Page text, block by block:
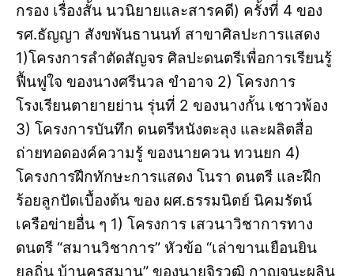
กรอง เรื่องสั้น นวนิยายและสารคดี) ครั้งที่ 4 ของ
รศ.ธัญญา สังขพันธานนท์ สาขาศิลปะการแสดง
1)โครงการลำตัดสัญจร ศิลปะดนตรีเพื่อการเรียนรู้
ฟื้นฟูใจ ของนางศรีนวล ขำอาจ 2) โครงการ
โรงเรียนตายายย่าน รุ่นที่ 2 ของนางกั้น เชาวพ้อง
3) โครงการบันทึก ดนตรีหนังตะลุง และผลิตสื่อ
ถ่ายทอดองค์ความรู้ ของนายควน ทวนยก 4)
โครงการฝึกทักษะการแสดง โนรา ดนตรี และฝึก
ร้อยลูกปัดเบื้องต้น ของ ผศ.ธรรมนิตย์ นิคมรัตน์
เครือข่ายอื่น ๆ 1) โครงการ เสวนาวิชาการทาง
ดนตรี “สมานวิชาการ” หัวข้อ “เล่าขานเยือนยิน
ยลถิ่น บ้านครูสมาน” ของนายจิรวุฒิ กาญจนะผลิน